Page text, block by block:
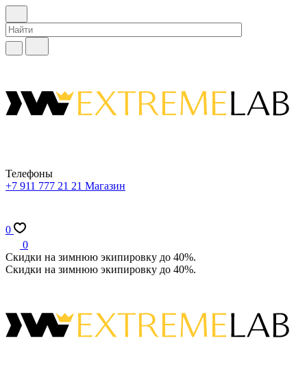
Телефоны
+7 911 777 21 21 Магазин
0
0
Скидки на зимнюю экипировку до 40%.
Скидки на зимнюю экипировку до 40%.